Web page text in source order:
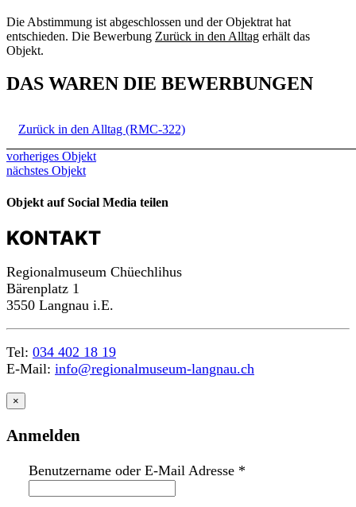
Die Abstimmung ist abgeschlossen und der Objektrat hat
entschieden. Die Bewerbung Zurück in den Alltag erhält das
Objekt.
DAS WAREN DIE BEWERBUNGEN
Zurück in den Alltag (RMC-322)
vorheriges Objekt
nächstes Objekt
Objekt auf Social Media teilen
KONTAKT
Regionalmuseum Chüechlihus
Bärenplatz 1
3550 Langnau i.E.
Tel: 034 402 18 19
E-Mail: info@regionalmuseum-langnau.ch
×
Anmelden
Benutzername oder E-Mail Adresse *